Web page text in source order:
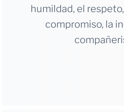
humildad, el
compromiso, la